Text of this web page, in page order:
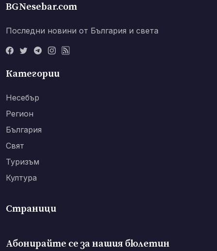
BGNesebar.com
Последни новини от България и света
Категории
Несебър
Регион
България
Свят
Туризъм
Култура
Страници
Абонирайте се за нашия бюлетин